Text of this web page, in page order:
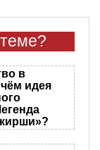
в
идея